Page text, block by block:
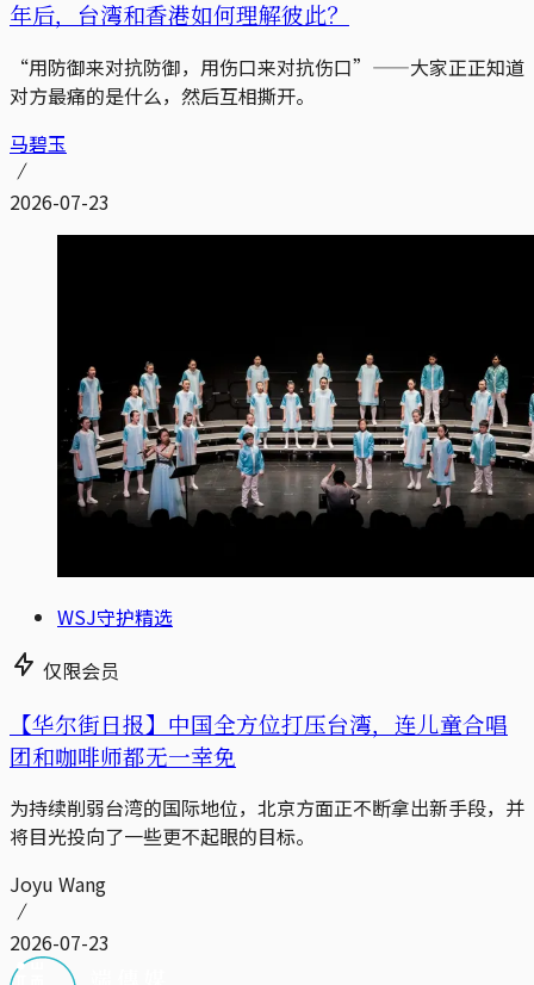
年后，台湾和香港如何理解彼此？
“用防御来对抗防御，用伤口来对抗伤口”——大家正正知道
对方最痛的是什么，然后互相撕开。
马碧玉
2026-07-23
WSJ守护精选
仅限会员
【华尔街日报】中国全方位打压台湾，连儿童合唱
团和咖啡师都无一幸免
为持续削弱台湾的国际地位，北京方面正不断拿出新手段，并
将目光投向了一些更不起眼的目标。
Joyu Wang
2026-07-23